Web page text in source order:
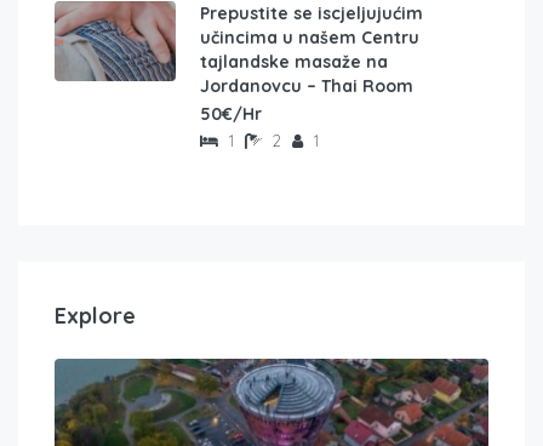
Prepustite se iscjeljujućim
učincima u našem Centru
tajlandske masaže na
Jordanovcu – Thai Room
50€/Hr
1 2 1
Explore